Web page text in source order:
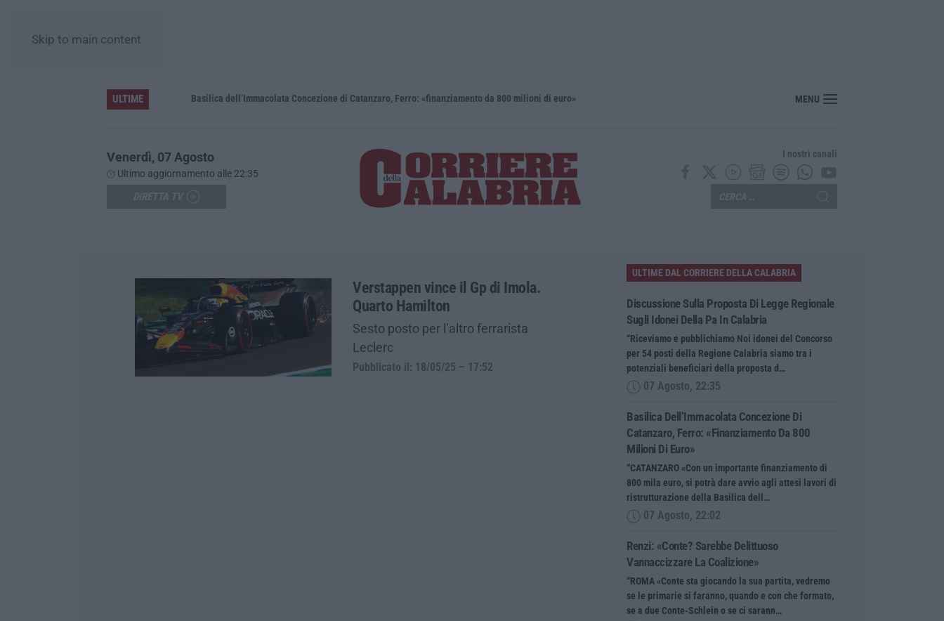
Skip to main content
ULTIME Basilica dell’Immacolata Concezione di Catanzaro, Ferro: «finanziamento da 800 milioni di euro» Renzi: «Conte? Sarebbe delittuoso vannaccizzare la coalizione»
MENU
Venerdì, 07 Agosto
Ultimo aggiornamento alle 22:35
I nostri canali
Verstappen vince il Gp di Imola.
Quarto Hamilton
Sesto posto per l’altro ferrarista
Leclerc
Pubblicato il: 18/05/25 – 17:52
ULTIME DAL CORRIERE DELLA CALABRIA
Discussione Sulla Proposta Di Legge Regionale
Sugli Idonei Della Pa In Calabria
“Riceviamo e pubblichiamo Noi idonei del Concorso
per 54 posti della Regione Calabria siamo tra i
potenziali beneficiari della proposta d…
07 Agosto, 22:35
Basilica Dell’Immacolata Concezione Di
Catanzaro, Ferro: «finanziamento Da 800
Milioni Di Euro»
“CATANZARO «Con un importante finanziamento di
800 mila euro, si potrà dare avvio agli attesi lavori di
ristrutturazione della Basilica dell…
07 Agosto, 22:02
Renzi: «Conte? Sarebbe Delittuoso
Vannaccizzare La Coalizione»
“ROMA «Conte sta giocando la sua partita, vedremo
se le primarie si faranno, quando e con che formato,
se a due Conte-Schlein o se ci sarann…